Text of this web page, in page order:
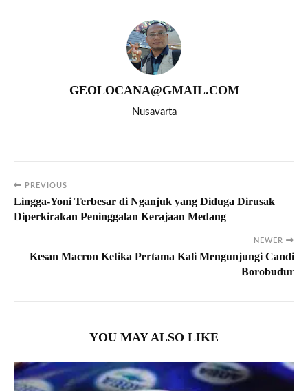
GEOLOCANA@GMAIL.COM
Nusavarta
PREVIOUS
Lingga-Yoni Terbesar di Nganjuk yang Diduga Dirusak
Diperkirakan Peninggalan Kerajaan Medang
NEWER
Kesan Macron Ketika Pertama Kali Mengunjungi Candi
Borobudur
YOU MAY ALSO LIKE